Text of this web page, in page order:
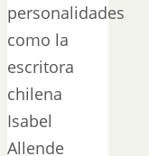
personalidades
como la
escritora
chilena
Isabel
Allende